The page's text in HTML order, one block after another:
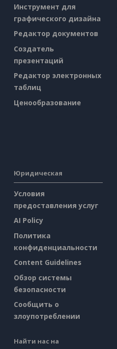
Инструмент для
графического дизайна
Редактор документов
Создатель
презентаций
Редактор электронных
таблиц
Ценообразование
Юридическая
Условия
предоставления услуг
AI Policy
Политика
конфиденциальности
Content Guidelines
Обзор системы
безопасности
Сообщить о
злоупотреблении
Найти нас на